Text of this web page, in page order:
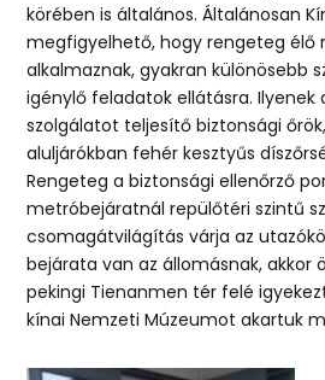
körében is általános. Általánosan
megfigyelhető, hogy rengeteg élő
alkalmaznak, gyakran különösebb
igénylő feladatok ellátásra. Ilyenek
szolgálatot teljesítő biztonsági
aluljárókban fehér kesztyűs
Rengeteg a biztonsági ellenőrző
metróbejáratnál repülőtéri szintű
csomagátvilágítás várja az
bejárata van az állomásnak, akkor
pekingi Tienanmen tér felé
kínai Nemzeti Múzeumot akartuk